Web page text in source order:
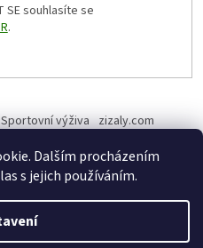
Dalším procházením
s jejich používáním.
SEsouhlasíte se
.
Sportovní výživa zizaly.com